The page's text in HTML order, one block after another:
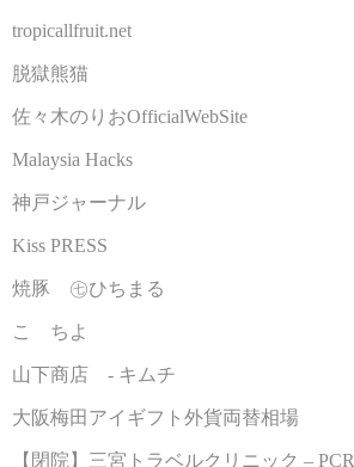
tropicallfruit.net
脱獄熊猫
佐々木のりおOfficialWebSite
Malaysia Hacks
神戸ジャーナル
Kiss PRESS
焼豚 ㊆ひちまる
こゝちよ
山下商店 - キムチ
大阪梅田アイギフト外貨両替相場
【閉院】三宮トラベルクリニック –